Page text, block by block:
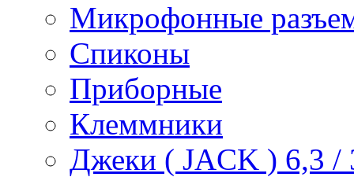
Микрофонные
Спиконы
Приборные
Клеммники
Джеки ( JACK ) 6,3 /